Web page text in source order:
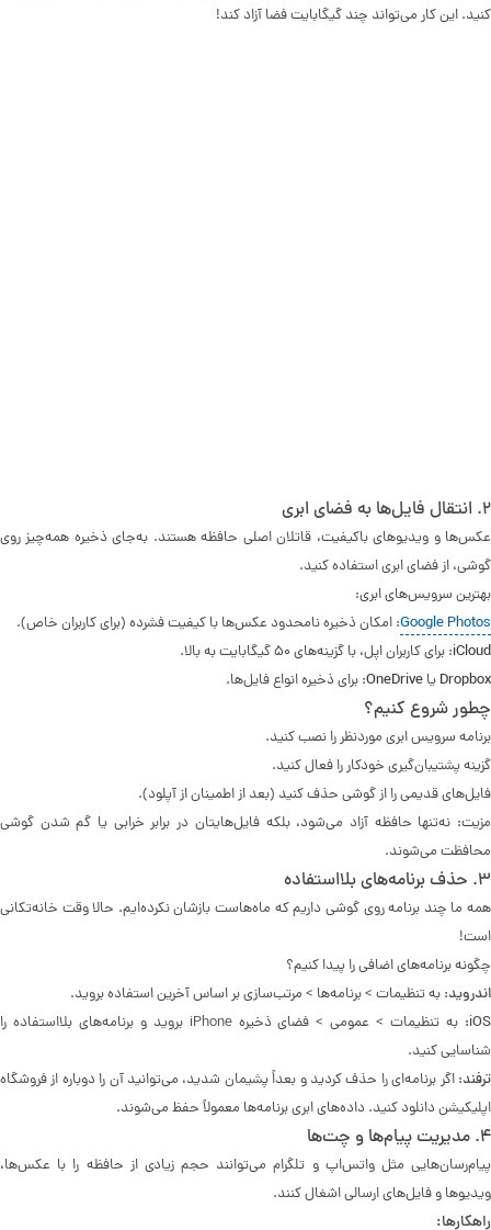
کنید. این کار می‌تواند چند گیگابایت فضا آزاد کند!
۲. انتقال فایل‌ها به فضای ابری
عکس‌ها و ویدیوهای باکیفیت، قاتلان اصلی حافظه هستند. به‌جای ذخیره همه‌چیز روی
گوشی، از فضای ابری استفاده کنید.
بهترین سرویس‌های ابری:
Google Photos: امکان ذخیره نامحدود عکس‌ها با کیفیت فشرده (برای کاربران خاص).
iCloud: برای کاربران اپل، با گزینه‌های 50 گیگابایت به بالا.
Dropbox یا OneDrive: برای ذخیره انواع فایل‌ها.
چطور شروع کنیم؟
برنامه سرویس ابری موردنظر را نصب کنید.
گزینه پشتیبان‌گیری خودکار را فعال کنید.
فایل‌های قدیمی را از گوشی حذف کنید (بعد از اطمینان از آپلود).
مزیت: نه‌تنها حافظه آزاد می‌شود، بلکه فایل‌هایتان در برابر خرابی یا گم شدن گوشی
محافظت می‌شوند.
۳. حذف برنامه‌های بلااستفاده
همه ما چند برنامه روی گوشی داریم که ماه‌هاست بازشان نکرده‌ایم. حالا وقت خانه‌تکانی
است!
چگونه برنامه‌های اضافی را پیدا کنیم؟
اندروید: به تنظیمات > برنامه‌ها > مرتب‌سازی بر اساس آخرین استفاده بروید.
iOS:
به تنظیمات > عمومی > فضای ذخیره iPhone بروید و برنامه‌های بلااستفاده را
شناسایی کنید.
ترفند: اگر برنامه‌ای را حذف کردید و بعداً پشیمان شدید، می‌توانید آن را دوباره از فروشگاه
اپلیکیشن دانلود کنید. داده‌های ابری برنامه‌ها معمولاً حفظ می‌شوند.
۴. مدیریت پیام‌ها و چت‌ها
پیام‌رسان‌هایی مثل واتس‌اپ و تلگرام می‌توانند حجم زیادی از حافظه را با عکس‌ها،
ویدیوها و فایل‌های ارسالی اشغال کنند.
راهکارها: